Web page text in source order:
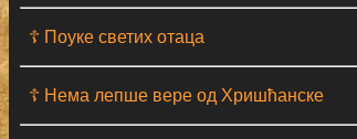
☦ Поуке светих отаца
☦ Нема лепше вере од Хришћанске